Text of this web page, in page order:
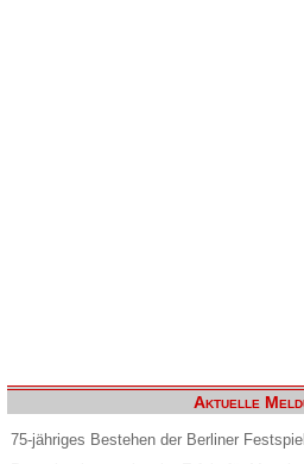
Aktuelle
75-jähriges Bestehen der Berliner